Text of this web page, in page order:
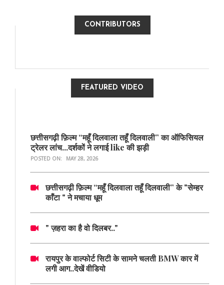
CONTRIBUTORS
FEATURED VIDEO
छत्तीसगढ़ी फ़िल्म “महूँ दिलवाला तहूँ दिलवाली” का ऑफिसियल
ट्रेलर लांच...दर्शकों ने लगाई like की झड़ी
POSTED ON: MAY 28, 2026
छत्तीसगढ़ी फ़िल्म “महूँ दिलवाला तहूँ दिलवाली” के "सेम्हर
काँटा " ने मचाया धूम
" ज़हरा का है वो दिलबर.."
रायपुर के वाल्फोर्ट सिटी के सामने चलती BMW कार में
लगी आग..देखें वीडियो